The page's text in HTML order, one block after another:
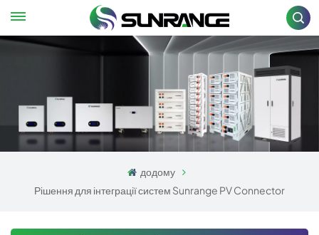
додому
Рішення для інтеграції систем Sunrange PV Connector